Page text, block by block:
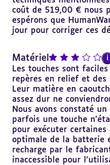
coût de 519,00 € nous
espérons que
jour pour corriger ces
Matériel note : 3 sur 5 i
Les touches sont
repères en relief et des
Leur matière en
assez dur ne
Nous avons constaté
parfois une touche
pour exécuter certaines
optimale de la batterie
recharge par le
inaccessible pour